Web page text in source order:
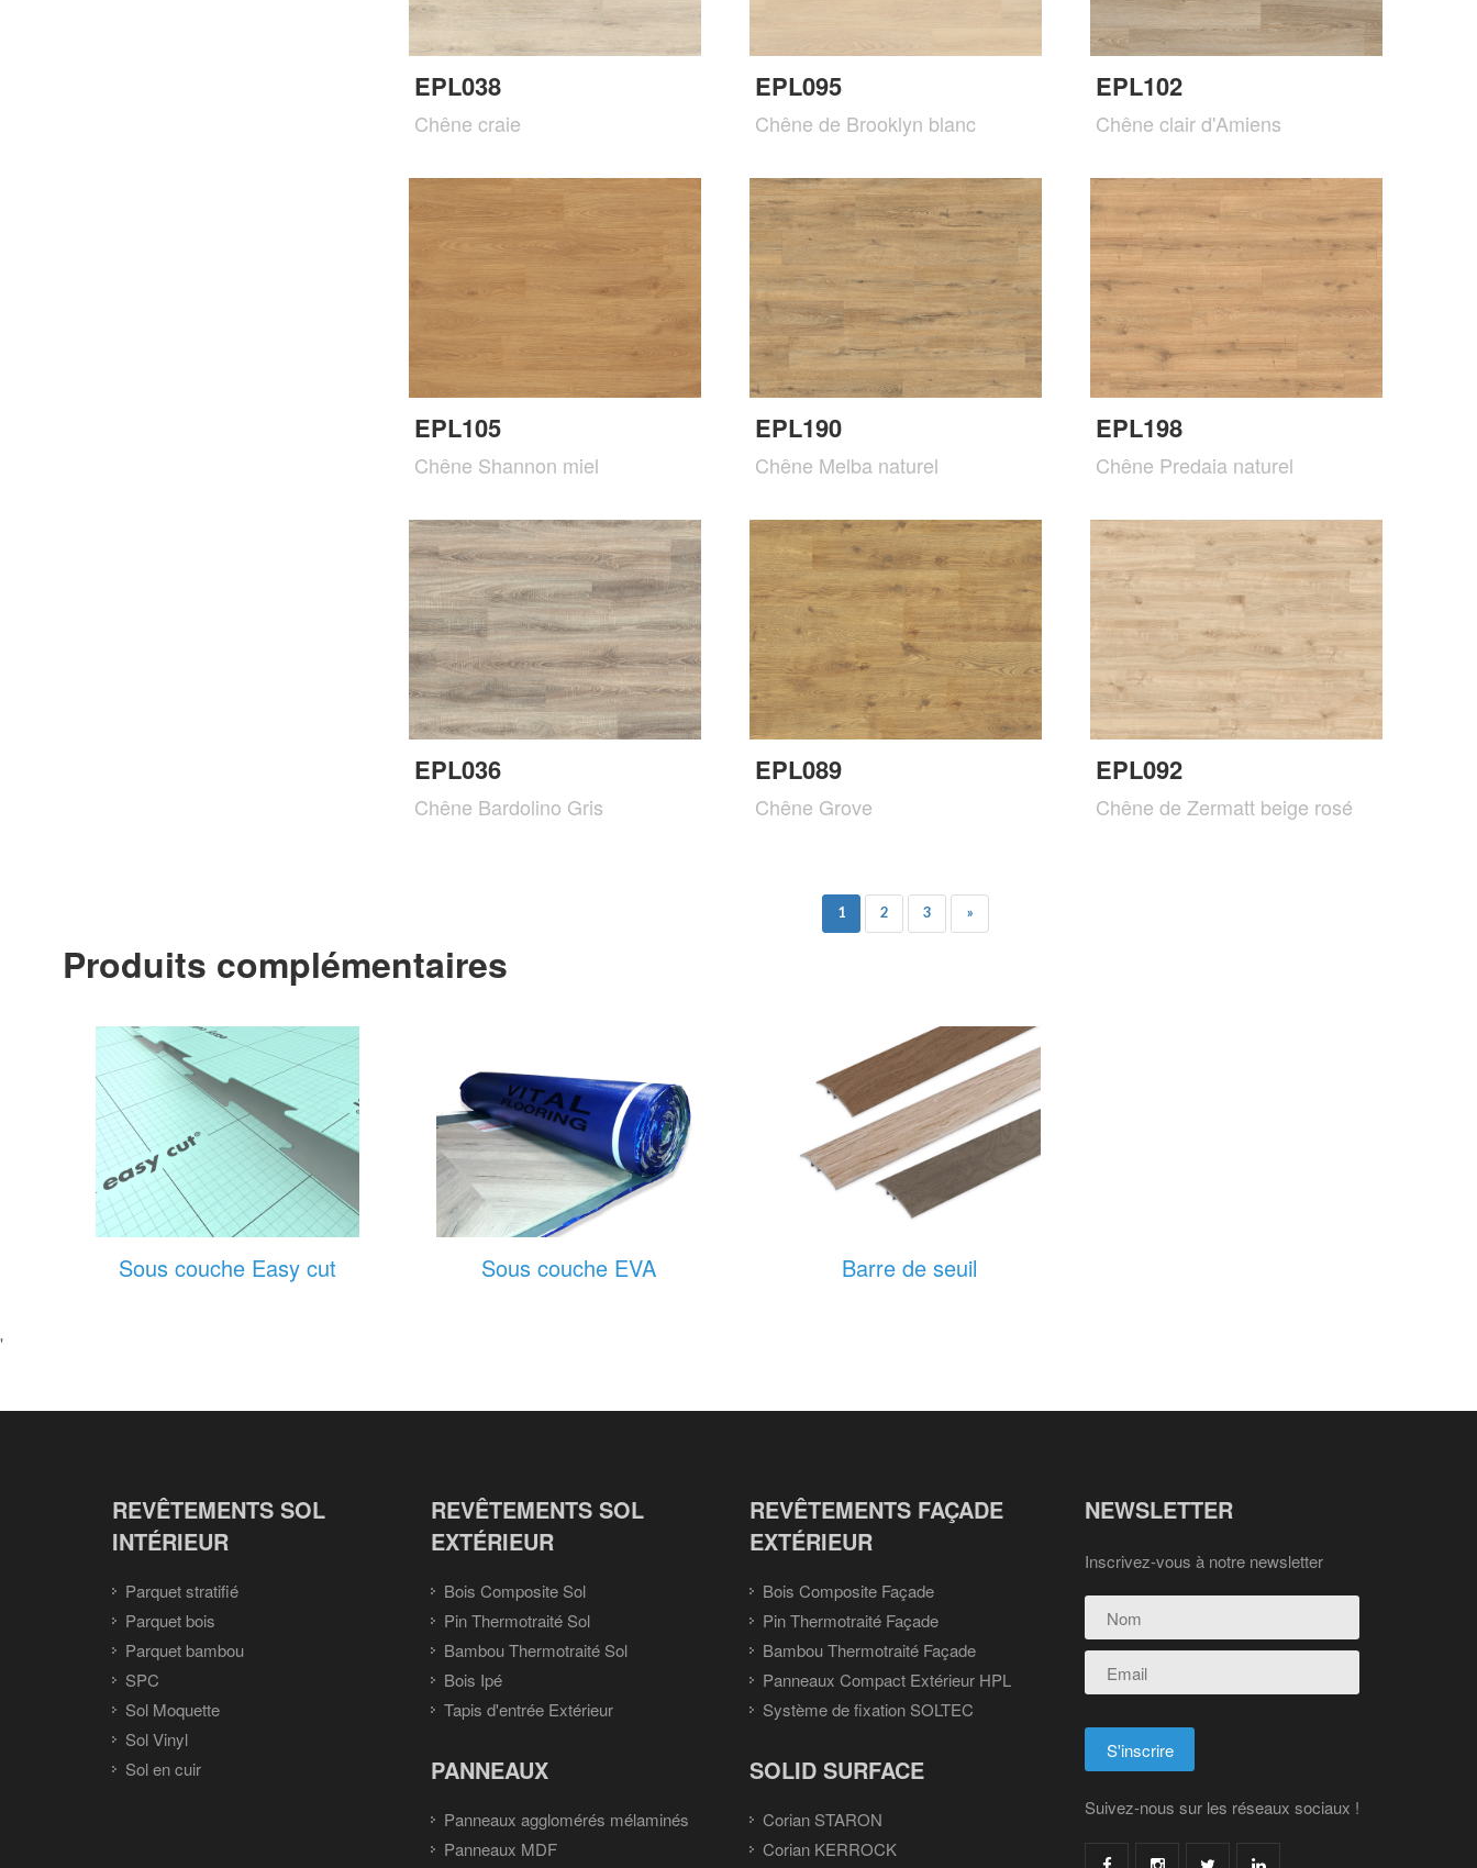
EPL038
Chêne craie
EPL095
Chêne de Brooklyn blanc
EPL102
Chêne clair d'Amiens
EPL105
Chêne Shannon miel
EPL190
Chêne Melba naturel
EPL198
Chêne Predaia naturel
EPL036
Chêne Bardolino Gris
EPL089
Chêne Grove
EPL092
Chêne de Zermatt beige rosé
1 2 3 »
Produits complémentaires
Sous couche Easy cut Sous couche EVA Barre de seuil
'
REVÊTEMENTS SOL
INTÉRIEUR
Parquet stratifié
Parquet bois
Parquet bambou
SPC
Sol Moquette
Sol Vinyl
Sol en cuir
REVÊTEMENTS SOL
EXTÉRIEUR
Bois Composite Sol
Pin Thermotraité Sol
Bambou Thermotraité Sol
Bois Ipé
Tapis d'entrée Extérieur
REVÊTEMENTS FAÇADE
EXTÉRIEUR
Bois Composite Façade
Pin Thermotraité Façade
Bambou Thermotraité Façade
Panneaux Compact Extérieur HPL
Système de fixation SOLTEC
PANNEAUX
Panneaux agglomérés mélaminés
Panneaux MDF
SOLID SURFACE
Corian STARON
Corian KERROCK
NEWSLETTER
Inscrivez-vous à notre newsletter
Suivez-nous sur les réseaux sociaux !